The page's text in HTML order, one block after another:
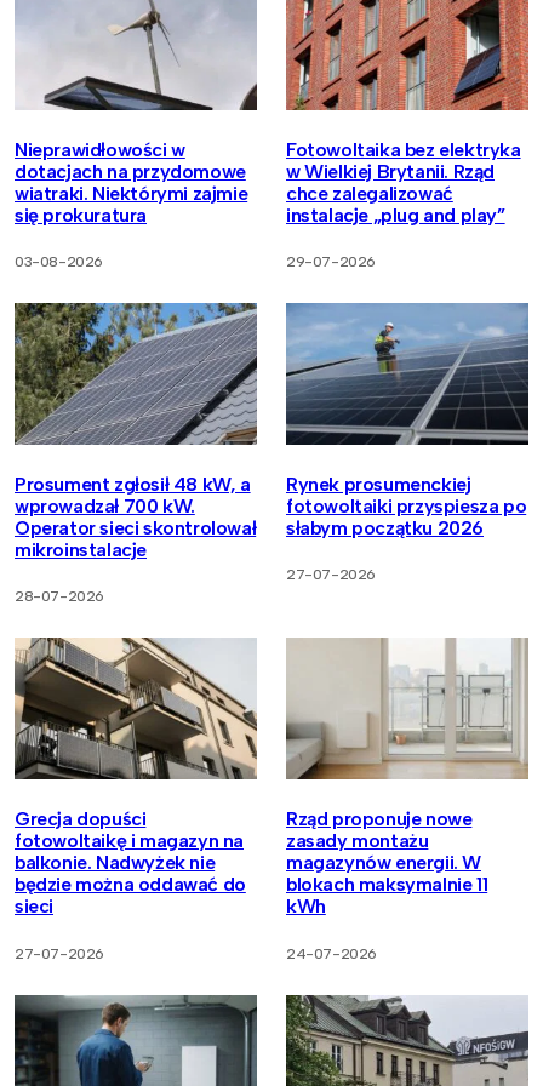
Nieprawidłowości w
dotacjach na przydomowe
wiatraki. Niektórymi zajmie
się prokuratura
03-08-2026
Fotowoltaika bez elektryka
w Wielkiej Brytanii. Rząd
chce zalegalizować
instalacje „plug and play”
29-07-2026
Prosument zgłosił 48 kW, a
wprowadzał 700 kW.
Operator sieci skontrolował
mikroinstalacje
28-07-2026
Rynek prosumenckiej
fotowoltaiki przyspiesza po
słabym początku 2026
27-07-2026
Grecja dopuści
fotowoltaikę i magazyn na
balkonie. Nadwyżek nie
będzie można oddawać do
sieci
27-07-2026
Rząd proponuje nowe
zasady montażu
magazynów energii. W
blokach maksymalnie 11
kWh
24-07-2026